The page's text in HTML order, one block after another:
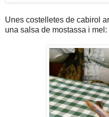
Unes costelletes de cabirol
una salsa de mostassa i mel: